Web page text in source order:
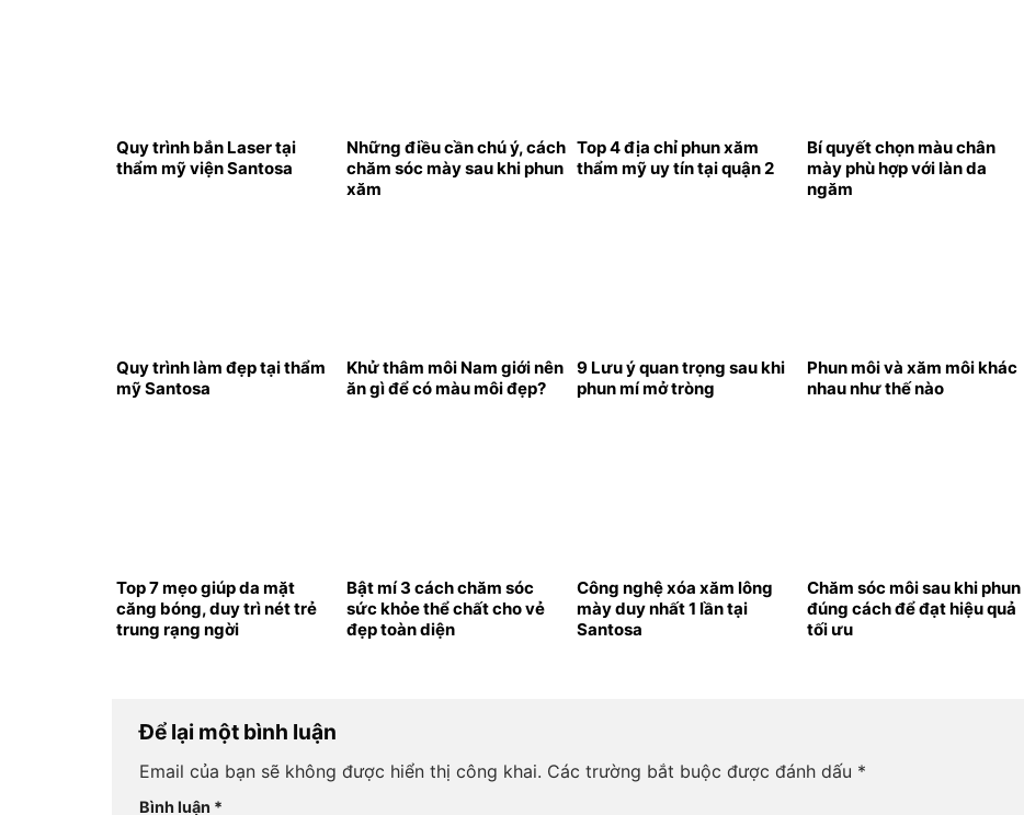
Quy trình bắn Laser tại
thẩm mỹ viện Santosa
Những điều cần chú ý, cách
chăm sóc mày sau khi phun
xăm
Top 4 địa chỉ phun xăm
thẩm mỹ uy tín tại quận 2
Bí quyết chọn màu chân
mày phù hợp với làn da
ngăm
Quy trình làm đẹp tại thẩm
mỹ Santosa
Khử thâm môi Nam giới nên
ăn gì để có màu môi đẹp?
9 Lưu ý quan trọng sau khi
phun mí mở tròng
Phun môi và xăm môi khác
nhau như thế nào
Top 7 mẹo giúp da mặt
căng bóng, duy trì nét trẻ
trung rạng ngời
Bật mí 3 cách chăm sóc
sức khỏe thể chất cho vẻ
đẹp toàn diện
Công nghệ xóa xăm lông
mày duy nhất 1 lần tại
Santosa
Chăm sóc môi sau khi phun
đúng cách để đạt hiệu quả
tối ưu
Để lại một bình luận
Email của bạn sẽ không được hiển thị công khai. Các trường bắt buộc được đánh dấu *
Bình luận *